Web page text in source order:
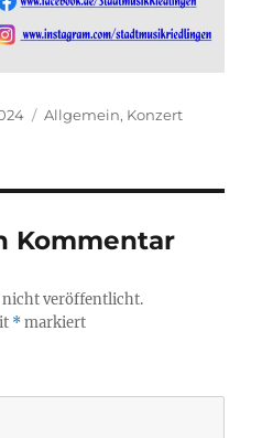
Kategorien
Allgemein, Konzert
Kommentar
veröffentlicht.
*markiert